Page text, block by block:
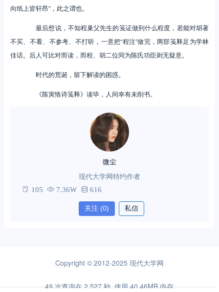
向纸上皆轩昂”，此之谓也。
最后想说，不知程巢父先生的笺证做到什么程度，若能对胡著
不买、不看、不参考、不打听，一意把“程注”做完，两部笺释足为学林
佳话。后人可比对而读，而程、胡二位同为陈氏功臣则无疑意。
时代的荒诞，留下解读的困惑。
《陈寅恪诗笺释》读毕，人间幸有未削书。
微尘
现代大学网特约作者
105 7.36W 616
关注 (0) 私信
Copyright © 2012-2025 现代大学网
49 次查询在 2.527 秒, 使用 40.46MB 内存